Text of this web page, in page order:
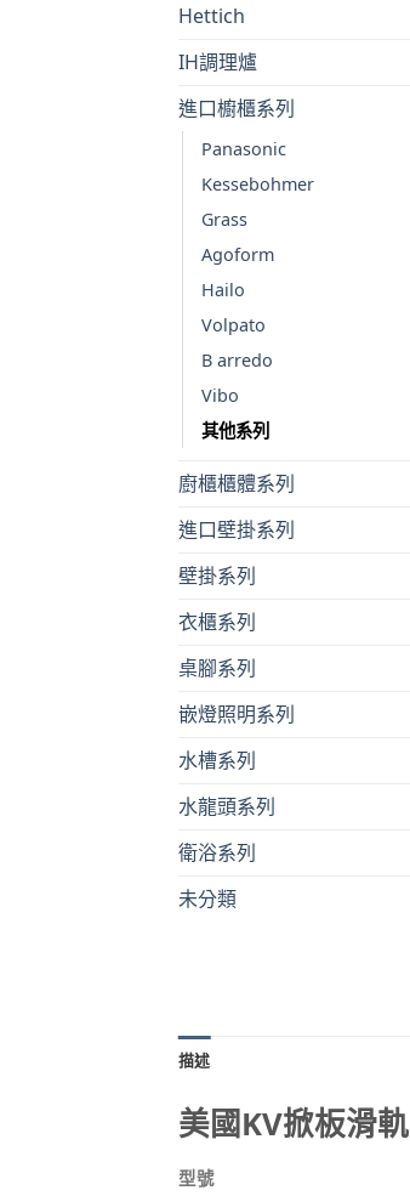
Hettich
IH調理爐
進口櫥櫃系列
Panasonic
Kessebohmer
Grass
Agoform
Hailo
Volpato
B arredo
Vibo
其他系列
廚櫃櫃體系列
進口壁掛系列
壁掛系列
衣櫃系列
桌腳系列
嵌燈照明系列
水槽系列
水龍頭系列
衛浴系列
未分類
描述
美國KV掀板滑軌
型號